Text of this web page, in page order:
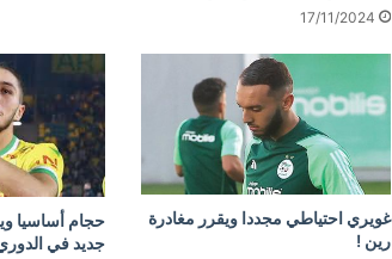
17/11/2024
غويري احتياطي مجددا ويقرر مغادرة
رين !
حجام أساسيا
جديد في